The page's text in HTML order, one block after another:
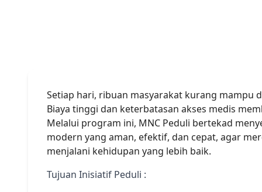
Setiap hari, ribuan masyarakat kurang mampu
Biaya tinggi dan keterbatasan akses medis
Melalui program ini, MNC Peduli bertekad
modern yang aman, efektif, dan cepat, agar
menjalani kehidupan yang lebih baik.
Tujuan Inisiatif Peduli :